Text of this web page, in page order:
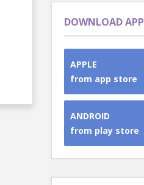
DOWNLOAD APP
APPLE
from app store
ANDROID
from play store